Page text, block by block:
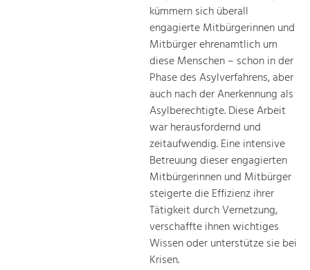
kümmern sich überall
engagierte Mitbürgerinnen und
Mitbürger ehrenamtlich um
diese Menschen – schon in der
Phase des Asylverfahrens, aber
auch nach der Anerkennung als
Asylberechtigte. Diese Arbeit
war herausfordernd und
zeitaufwendig. Eine intensive
Betreuung dieser engagierten
Mitbürgerinnen und Mitbürger
steigerte die Effizienz ihrer
Tätigkeit durch Vernetzung,
verschaffte ihnen wichtiges
Wissen oder unterstütze sie bei
Krisen.